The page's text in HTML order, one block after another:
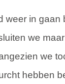
weer in gaan
we
we
hebben